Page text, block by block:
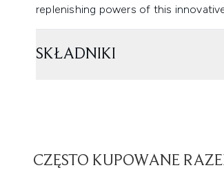
replenishing powers of this
SKŁADNIKI
CZĘSTO KUPOWANE